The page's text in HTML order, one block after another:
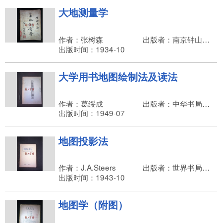
大地测量学
作者：张树森
出版者：南京钟山书局
出版时间：1934-10
大学用书地图绘制法及读法
作者：葛绥成
出版者：中华书局，李虞杰
出版时间：1949-07
地图投影法
作者：J.A.Steers
出版者：世界书局，陆高谊
出版时间：1943-10
地图学（附图）